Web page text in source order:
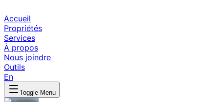
Accueil
Propriétés
Services
À propos
Nous joindre
Outils
En
Toggle Menu